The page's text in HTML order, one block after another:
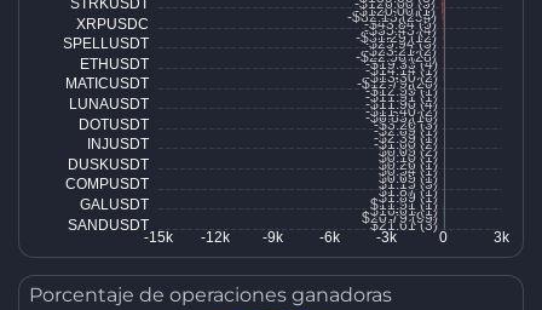
Porcentaje de operaciones ganadoras